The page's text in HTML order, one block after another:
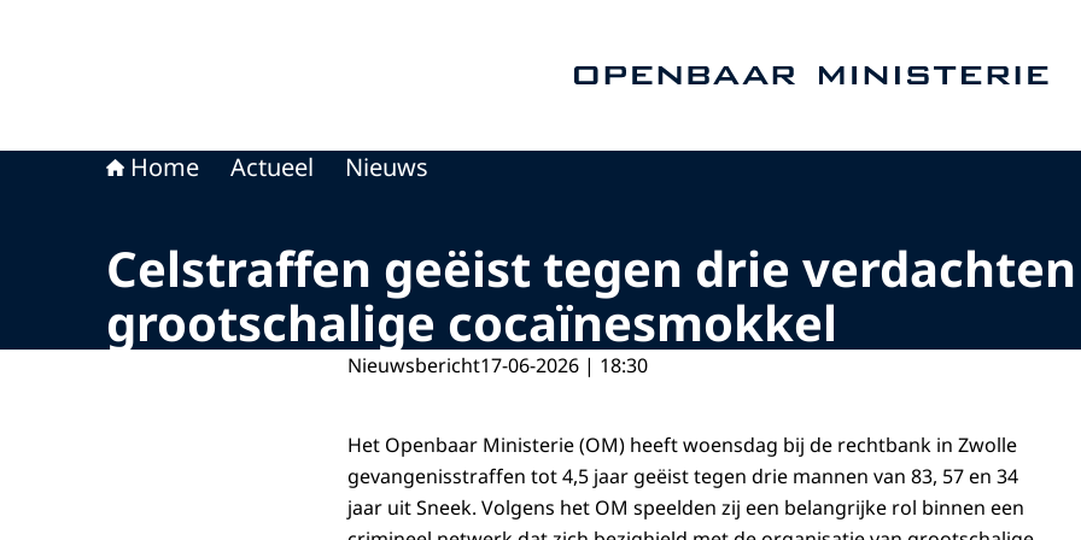
Home Actueel Nieuws
Celstraffen geëist tegen drie
grootschalige cocaïnesmokkel
Nieuwsbericht17-06-2026 | 18:30
Het Openbaar Ministerie (OM) heeft woensdag bij de rechtbank in Zwolle
gevangenisstraffen tot 4,5 jaar geëist tegen drie mannen van 83, 57 en 34
jaar uit Sneek. Volgens het OM speelden zij een belangrijke rol binnen een